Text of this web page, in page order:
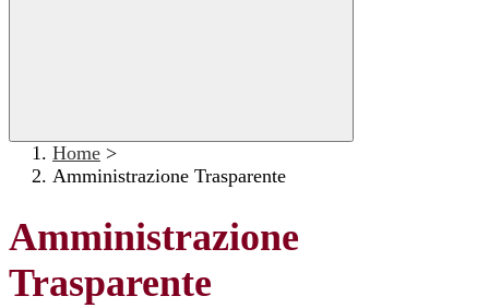
Home >
Amministrazione Trasparente
Amministrazione
Trasparente